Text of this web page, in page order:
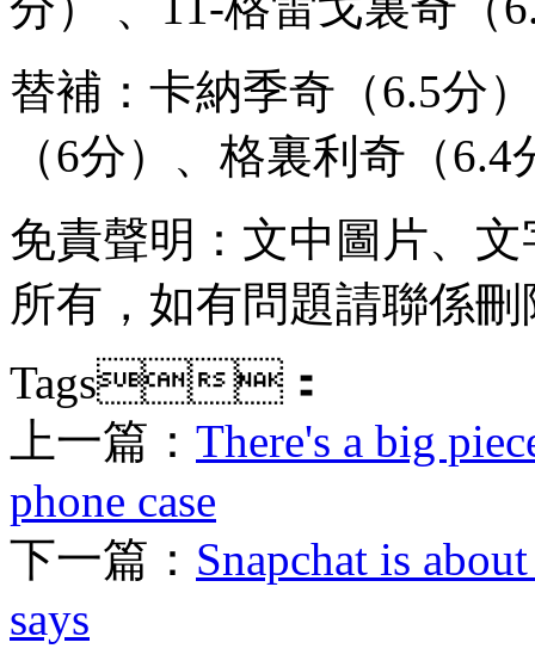
替補：卡納季奇（6.5分
（6分）、格裏利奇（
免責聲明：文中圖片
所有 ，如有問題請聯係刪除
Tags：
上一篇： There's a big
phone case
下一篇： Snapchat is
says